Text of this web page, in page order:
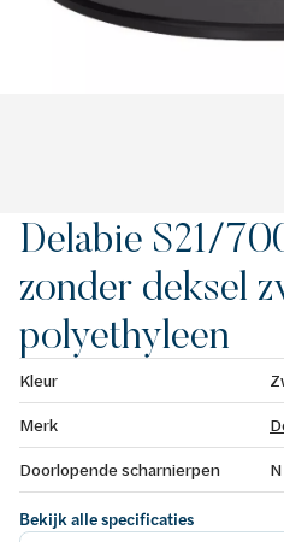
Delabie S21/
zonder deksel
polyethyleen
Kleur
Merk
Doorlopende scharnierpen
N
Bekijk alle specificaties